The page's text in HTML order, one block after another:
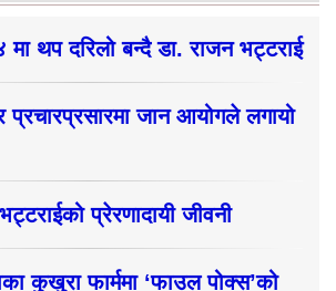
मा थप दरिलो बन्दै डा. राजन भट्टराई
प्रचारप्रसारमा जान आयोगले लगायो
प्रेरणादायी जीवनी
कुखुरा फार्ममा ‘फाउल पोक्स’को